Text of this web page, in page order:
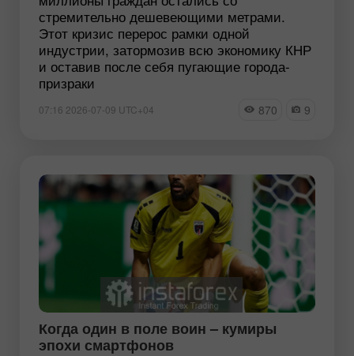
стремительно дешевеющими метрами.
Этот кризис перерос рамки одной
индустрии, затормозив всю экономику КНР
и оставив после себя пугающие города-
призраки
07:16 2026-07-09 UTC+04 870 9
Когда один в поле воин – кумиры
эпохи смартфонов